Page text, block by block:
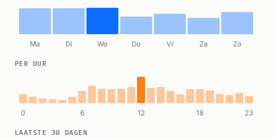
Ma Di Wo Do Vr Za Zo
PER UUR
0 6 12 18 23
LAATSTE 30 DAGEN